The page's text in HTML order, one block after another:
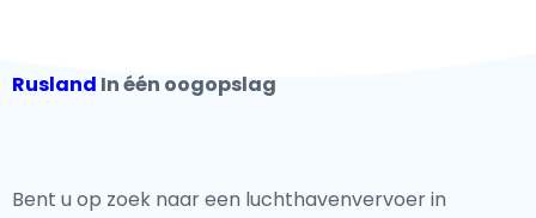
Rusland In één oogopslag
Bent u op zoek naar een luchthavenvervoer in